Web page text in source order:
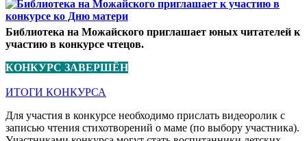
Библиотека на Можайского приглашает юных читателей к
участию в конкурсе чтецов.
КОНКУРС ЗАВЕРШЁН
ИТОГИ КОНКУРСА
Для участия в конкурсе необходимо прислать видеоролик с
записью чтения стихотворений о маме (по выбору участника).